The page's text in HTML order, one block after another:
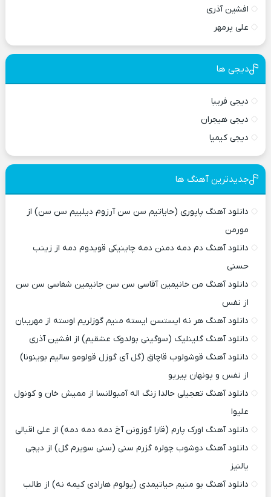
افشین آذری
علی پرمهر
دیجی ها
دیجی فریبا
دیجی هیجران
دیجی کیمیا
جدیدترین آهنگ ها
دانلود آهنگ پاپوری (حایاتیم سن سن آرزوم دیلییم سن سن) از
مورمن
دانلود آهنگ دم دمه دمنن دمه چاینیکی قویدوم دمه از زینب
حسنی
دانلود آهنگ من خانیمین آقاسی سن سن جانیمین شفاسی سن سن
از نفس
دانلود آهنگ هر نه ایستسن ایسته منیم گوزلریم اوسته از مهریبان
دانلود آهنگ گلینلیک (سوگینی بولدوک عشقیم) از افشین آذری
دانلود آهنگ قوشولوب قاچاق (گل آی گوزل قولومو سالیم بوینونا)
از نفس و پونهان پیریو
دانلود آهنگ تعجیلی حالدا زنگ اله آمبولانسا از ممیش خان و کونول
علیوا
دانلود آهنگ اورک پارم (قارا گوزونن آخ دمه دمه دمه) از علی اقبالی
دانلود آهنگ دوشوب چولره گزرم سنی (سنی سویرم گل) از دیجی
یالنیز
دانلود آهنگ بو منیم حیاتیمدی (یولوم هارادی کیمه نه) از طالب